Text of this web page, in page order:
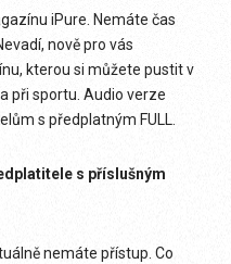
iPure. Nemáte čas
nově pro vás
kterou si můžete pustit v
při sportu. Audio verze
s předplatným FULL.
s příslušným
nemáte přístup. Co